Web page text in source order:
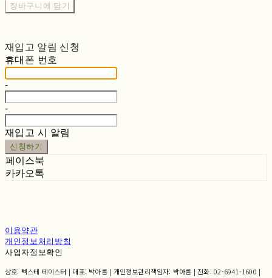
장바구니에 담기
재입고 알림 신청
휴대폰 번호
-
-
재입고 시 알림
신청하기
페이스북
카카오톡
이용약관
개인정보처리방침
사업자정보확인
상호: 텍스테 테이스터 | 대표: 박아름 | 개인정보관리책임자: 박아름 | 전화: 02-6941-1600 |